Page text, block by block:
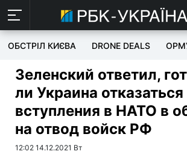
ОБСТРІЛ КИЄВА DRONE DEALS
Зеленский ответил,
ли Украина отказаться
вступления в НАТО в
на отвод войск РФ
12:02 14.12.2021 Вт